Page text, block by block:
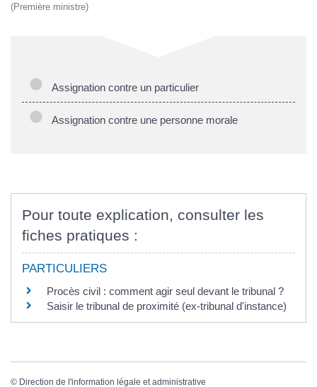
(Première ministre)
Assignation contre un particulier
Assignation contre une personne morale
Pour toute explication, consulter les
fiches pratiques :
PARTICULIERS
Procès civil : comment agir seul devant le tribunal ?
Saisir le tribunal de proximité (ex-tribunal d'instance)
© Direction de l'information légale et administrative